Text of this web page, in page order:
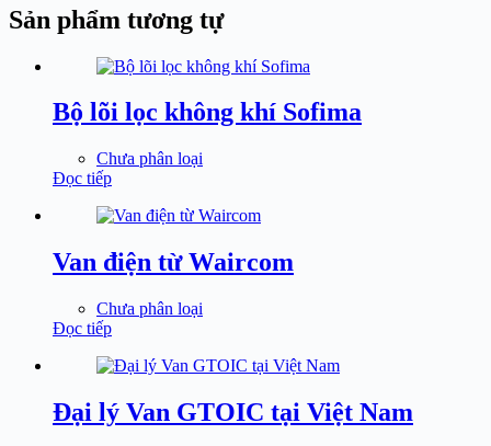
Sản phẩm tương tự
Bộ lõi lọc không khí Sofima
Chưa phân loại
Đọc tiếp
Van điện từ Waircom
Chưa phân loại
Đọc tiếp
Đại lý Van GTOIC tại Việt Nam